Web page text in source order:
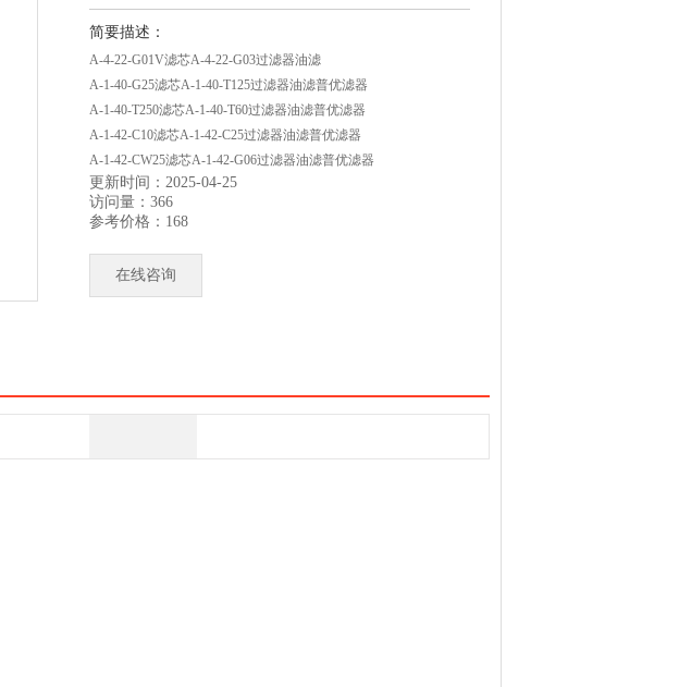
简要描述：
A-4-22-G01V滤芯A-4-22-G03过滤器油滤
A-1-40-G25滤芯A-1-40-T125过滤器油滤普优滤器
A-1-40-T250滤芯A-1-40-T60过滤器油滤普优滤器
A-1-42-C10滤芯A-1-42-C25过滤器油滤普优滤器
A-1-42-CW25滤芯A-1-42-G06过滤器油滤普优滤器
A-1-42-G10 滤芯A-1-42-G25过滤器油滤普优滤器
A-1-42-
更新时间：2025-04-25
访问量：366
参考价格：168
在线咨询